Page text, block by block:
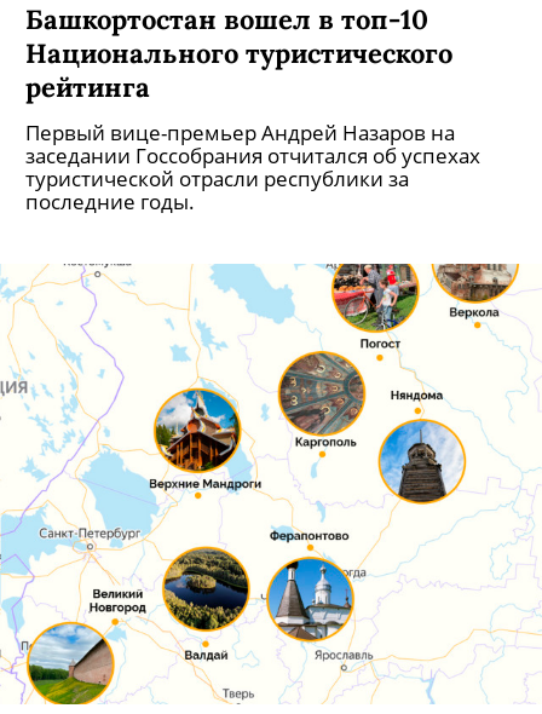
Башкортостан вошел в топ-10
Национального туристического
рейтинга
Первый вице-премьер Андрей Назаров на
заседании Госсобрания отчитался об успехах
туристической отрасли республики за
последние годы.